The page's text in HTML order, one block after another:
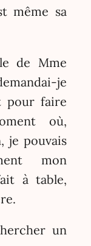
même sa
de Mme
je
pour faire
où,
je pouvais
mon
à table,
un